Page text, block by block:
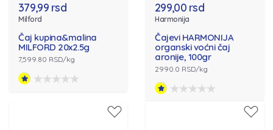
379,99 rsd
Milford
Čaj kupina&malina
MILFORD 20x2.5g
7,599.80 RSD/kg
299,00 rsd
Harmonija
Čajevi HARMONIJA
organski voćni čaj
aronije, 100gr
2990.0 RSD/kg